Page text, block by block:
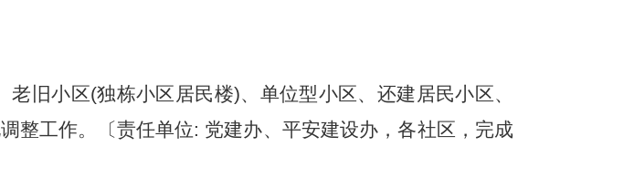
旧小区(独栋小区居民楼)、单位型小区、还建居民小区、
整工作。〔责任单位: 党建办、平安建设办，各社区，完成